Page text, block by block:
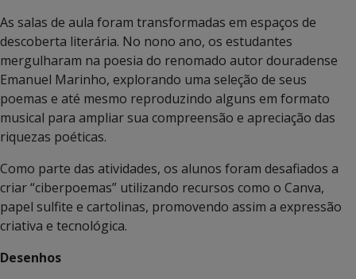
As salas de aula foram transformadas em espaços de
descoberta literária. No nono ano, os estudantes
mergulharam na poesia do renomado autor douradense
Emanuel Marinho, explorando uma seleção de seus
poemas e até mesmo reproduzindo alguns em formato
musical para ampliar sua compreensão e apreciação das
riquezas poéticas.
Como parte das atividades, os alunos foram desafiados a
criar “ciberpoemas” utilizando recursos como o Canva,
papel sulfite e cartolinas, promovendo assim a expressão
criativa e tecnológica.
Desenhos